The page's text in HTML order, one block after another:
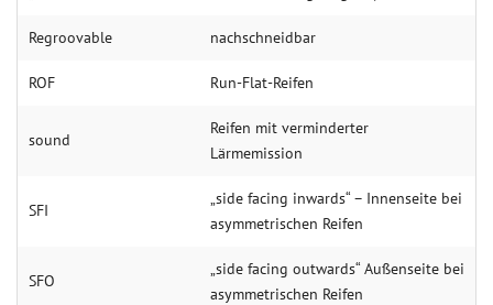
Re­groova­ble nachschneidbar
ROF Run-Flat-Reifen
sound
Reifen mit verminderter
Lärmemission
SFI
„side facing inwards“ – Innenseite bei
asymmetrischen Reifen
SFO
„side facing outwards“ Außenseite bei
asymmetrischen Reifen